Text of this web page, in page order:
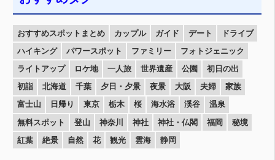
おすすめスポットまとめ カップル ガイド デート
ドライブ
ハイキング
パワースポット ファミリー
フォトジェニック
ライトアップ
ロケ地 一人旅 世界遺産 公園
初日の出
初詣
北海道 千葉 夕日・夕景 夜景 大阪 夫婦
家族
富士山
日帰り 東京 栃木 桜 海水浴 渓谷
温泉
無料スポット
登山 神奈川 神社 神社・仏閣 福岡
秘境
紅葉
絶景 自然 花 観光 雲海 静岡